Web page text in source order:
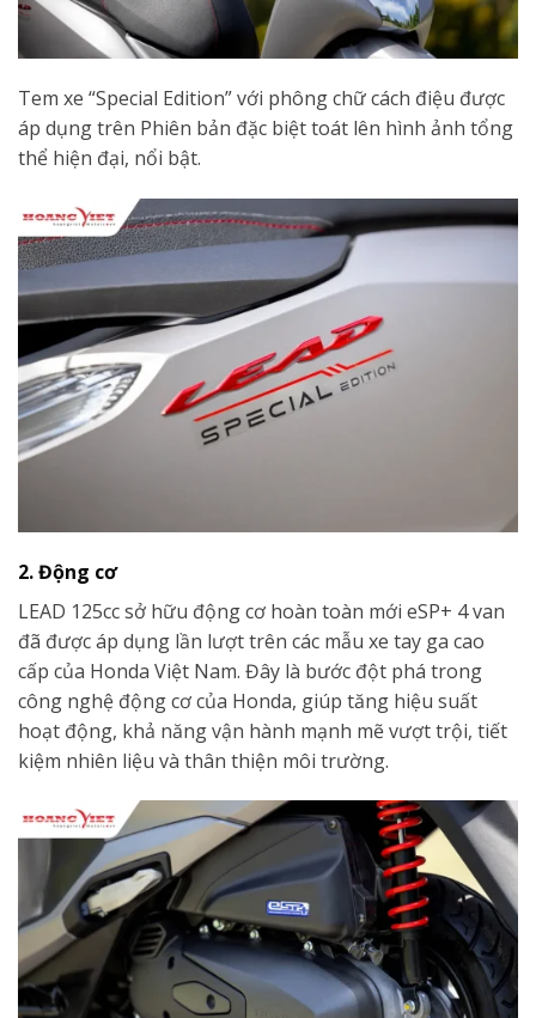
Tem xe “Special Edition” với phông chữ cách điệu được
áp dụng trên Phiên bản đặc biệt toát lên hình ảnh tổng
thể hiện đại, nổi bật.
2. Động cơ
LEAD 125cc sở hữu động cơ hoàn toàn mới eSP+ 4 van
đã được áp dụng lần lượt trên các mẫu xe tay ga cao
cấp của Honda Việt Nam. Đây là bước đột phá trong
công nghệ động cơ của Honda, giúp tăng hiệu suất
hoạt động, khả năng vận hành mạnh mẽ vượt trội, tiết
kiệm nhiên liệu và thân thiện môi trường.